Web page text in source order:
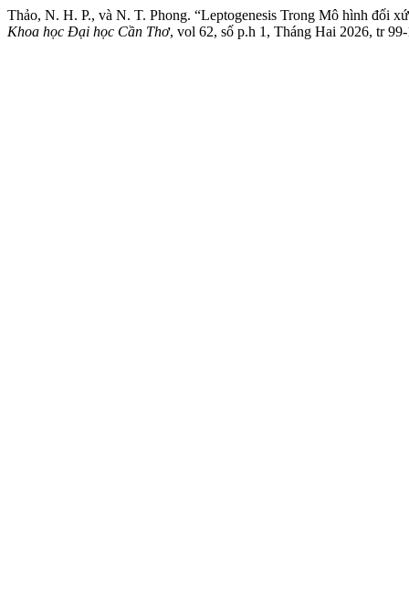
Thảo, N. H. P., và N. T. Phong. “Leptogenesis Trong Mô hình đối
Khoa học Đại học Cần Thơ, vol 62, số p.h 1, Tháng Hai 2026, tr